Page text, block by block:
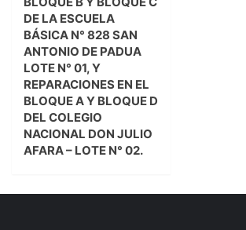
DE LA ESCUELA
BÁSICA N° 828 SAN
ANTONIO DE PADUA
LOTE N° 01, Y
REPARACIONES EN EL
BLOQUE A Y BLOQUE D
DEL COLEGIO
NACIONAL DON JULIO
AFARA – LOTE N° 02.